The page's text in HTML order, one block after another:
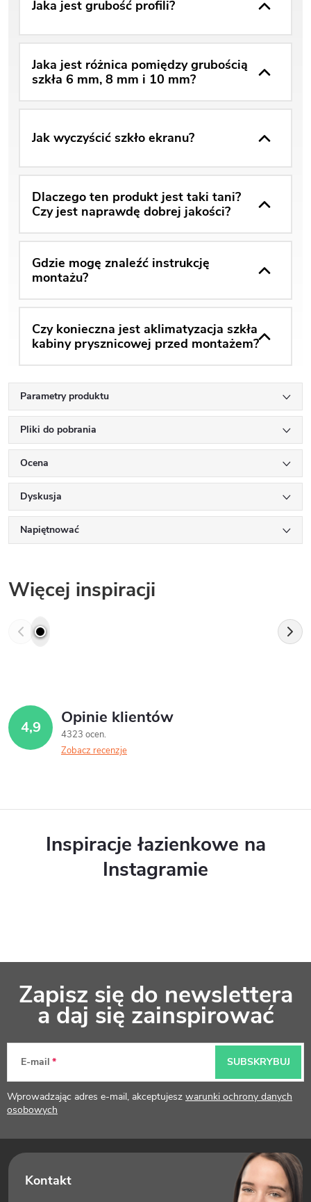
Jaka jest grubość profili?
Jaka jest różnica pomiędzy grubością
szkła 6 mm, 8 mm i 10 mm?
Jak wyczyścić szkło ekranu?
Dlaczego ten produkt jest taki tani?
Czy jest naprawdę dobrej jakości?
Gdzie mogę znaleźć instrukcję
montażu?
Czy konieczna jest aklimatyzacja szkła
kabiny prysznicowej przed montażem?
Parametry produktu
Pliki do pobrania
Ocena
Dyskusja
Napiętnować
Więcej inspiracji
4,9 Opinie klientów
4323 ocen
Zobacz recenzje
Inspiracje łazienkowe na
Instagramie
k
a
Zapisz się do newslettera
a daj się zainspirować
E-mail
Wprowadzając adres e-mail, akceptujesz warunki ochrony danych
osobowych
SUBSKRYBUJ